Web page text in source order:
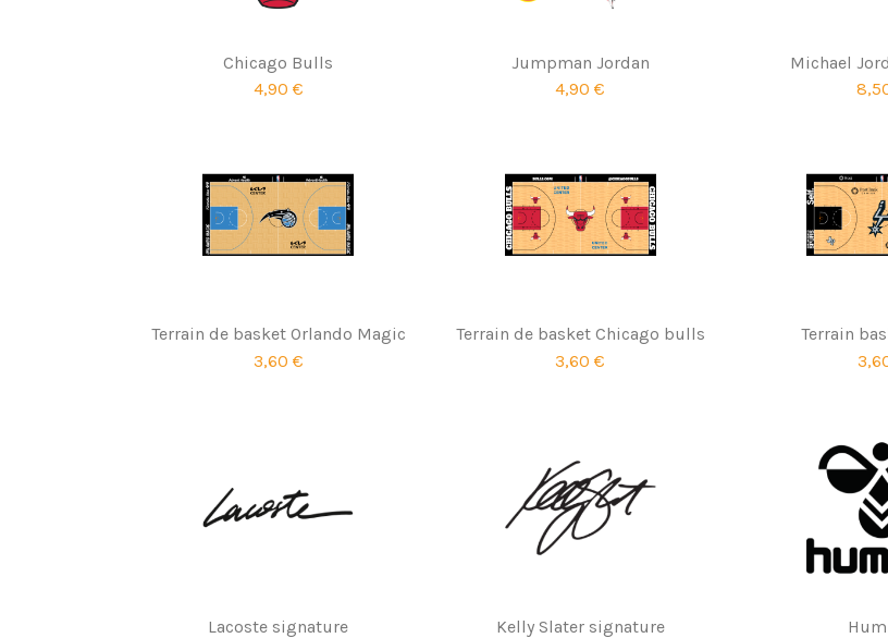
Chicago Bulls
4,90 €
Jumpman Jordan
4,90 €
Michael
Terrain de basket Orlando Magic
3,60 €
Terrain de basket Chicago bulls
3,60 €
Terrain
Lacoste signature
Kelly Slater signature